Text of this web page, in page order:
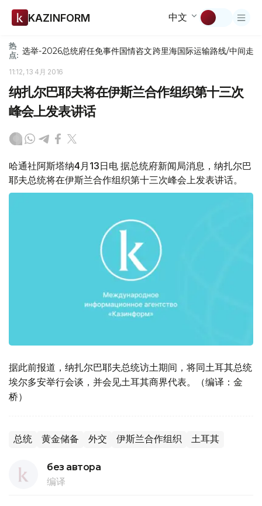
KAZINFORM 中文
热
点: 选举-2026总统府任免事件国情咨文跨里海国际运输路线/中间走廊
11:12, 13 4月 2016
纳扎尔巴耶夫将在伊斯兰合作组织第十三次
峰会上发表讲话
哈通社阿斯塔纳4月13日电 据总统府新闻局消息，纳扎尔巴
耶夫总统将在伊斯兰合作组织第十三次峰会上发表讲话。
据此前报道，纳扎尔巴耶夫总统访土期间，将同土耳其总统
埃尔多安举行会谈，并会见土耳其商界代表。（编译：金
桥）
总统 黄金储备 外交 伊斯兰合作组织 土耳其
без автора
编译